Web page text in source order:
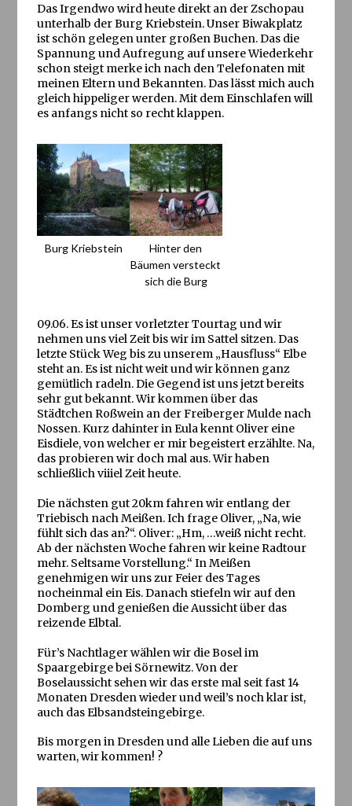
Das Irgendwo wird heute direkt an der Zschopau
unterhalb der Burg Kriebstein. Unser Biwakplatz
ist schön gelegen unter großen Buchen. Das die
Spannung und Aufregung auf unsere Wiederkehr
schon steigt merke ich nach den Telefonaten mit
meinen Eltern und Bekannten. Das lässt mich auch
gleich hippeliger werden. Mit dem Einschlafen will
es anfangs nicht so recht klappen.
Burg Kriebstein
Hinter den
Bäumen versteckt
sich die Burg
09.06. Es ist unser vorletzter Tourtag und wir
nehmen uns viel Zeit bis wir im Sattel sitzen. Das
letzte Stück Weg bis zu unserem „Hausfluss“ Elbe
steht an. Es ist nicht weit und wir können ganz
gemütlich radeln. Die Gegend ist uns jetzt bereits
sehr gut bekannt. Wir kommen über das
Städtchen Roßwein an der Freiberger Mulde nach
Nossen. Kurz dahinter in Eula kennt Oliver eine
Eisdiele, von welcher er mir begeistert erzählte. Na,
das probieren wir doch mal aus. Wir haben
schließlich viiiel Zeit heute.
Die nächsten gut 20km fahren wir entlang der
Triebisch nach Meißen. Ich frage Oliver, „Na, wie
fühlt sich das an?“. Oliver: „Hm, …weiß nicht recht.
Ab der nächsten Woche fahren wir keine Radtour
mehr. Seltsame Vorstellung.“ In Meißen
genehmigen wir uns zur Feier des Tages
nocheinmal ein Eis. Danach stiefeln wir auf den
Domberg und genießen die Aussicht über das
reizende Elbtal.
Für’s Nachtlager wählen wir die Bosel im
Spaargebirge bei Sörnewitz. Von der
Boselaussicht sehen wir das erste mal seit fast 14
Monaten Dresden wieder und weil’s noch klar ist,
auch das Elbsandsteingebirge.
Bis morgen in Dresden und alle Lieben die auf uns
warten, wir kommen! ?